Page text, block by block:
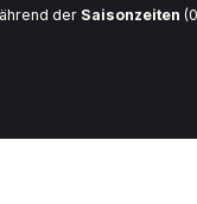
der Saisonzeiten